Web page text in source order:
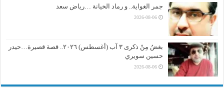
جمر الغواية.. و رماد الخيانة …رياض سعد
2026-08-06
بغضُ مِنْ ذكرى ٣ آب (أغسطس) ٢٠٢٦.. قصة قصيرة…حيدر
حسين سويري
2026-08-06